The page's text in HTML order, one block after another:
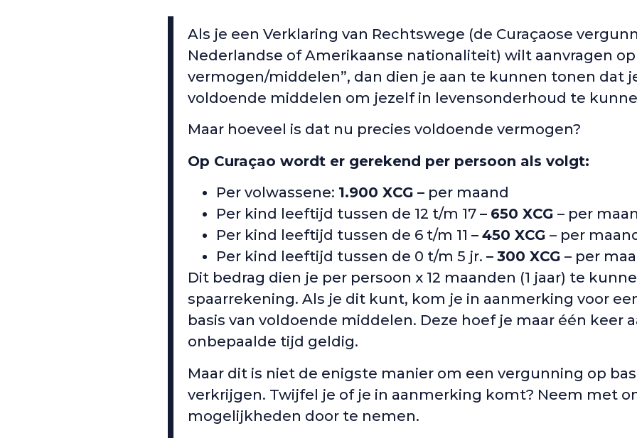
Als je een Verklaring van Rechtswege (de Curaçaose
Nederlandse of Amerikaanse nationaliteit) wilt aanvragen
vermogen/middelen”, dan dien je aan te kunnen tonen dat
voldoende middelen om jezelf in levensonderhoud te
Maar hoeveel is dat nu precies voldoende vermogen?
Op Curaçao wordt er gerekend per persoon als volgt:
Per volwassene: 1.900 XCG – per maand
Per kind leeftijd tussen de 12 t/m 17 – 650 XCG – per
Per kind leeftijd tussen de 6 t/m 11 – 450 XCG – per
Per kind leeftijd tussen de 0 t/m 5 jr. – 300 XCG – per
Dit bedrag dien je per persoon x 12 maanden (1 jaar) te
spaarrekening. Als je dit kunt, kom je in aanmerking voor
basis van voldoende middelen. Deze hoef je maar één keer
onbepaalde tijd geldig.
Maar dit is niet de enigste manier om een vergunning op
verkrijgen. Twijfel je of je in aanmerking komt? Neem met
mogelijkheden door te nemen.